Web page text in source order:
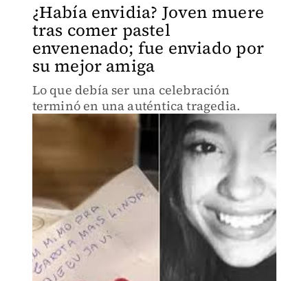
¿Había envidia? Joven muere
tras comer pastel
envenenado; fue enviado por
su mejor amiga
Lo que debía ser una celebración
terminó en una auténtica tragedia.